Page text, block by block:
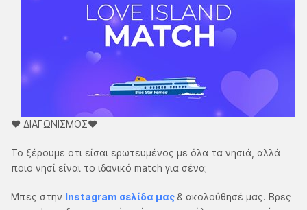
❤️ ΔΙΑΓΩΝΙΣΜΟΣ❤️
Το ξέρουμε οτι είσαι ερωτευμένος με όλα τα νησιά, αλλά
ποιο νησί είναι το ιδανικό match για σένα;​
Μπες στην Instagram σελίδα μας & ακολούθησέ μας. Βρες